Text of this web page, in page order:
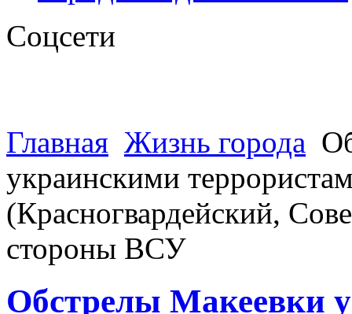
Соцсети
Главная Жизнь города
украинскими
(Красногвардейский,
стороны ВСУ
Обстрелы Макеевки